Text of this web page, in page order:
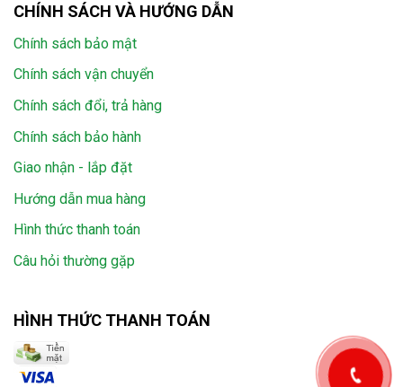
CHÍNH SÁCH VÀ HƯỚNG DẪN
Chính sách bảo mật
Chính sách vận chuyển
Chính sách đổi, trả hàng
Chính sách bảo hành
Giao nhận - lắp đặt
Hướng dẫn mua hàng
Hình thức thanh toán
Câu hỏi thường gặp
HÌNH THỨC THANH TOÁN